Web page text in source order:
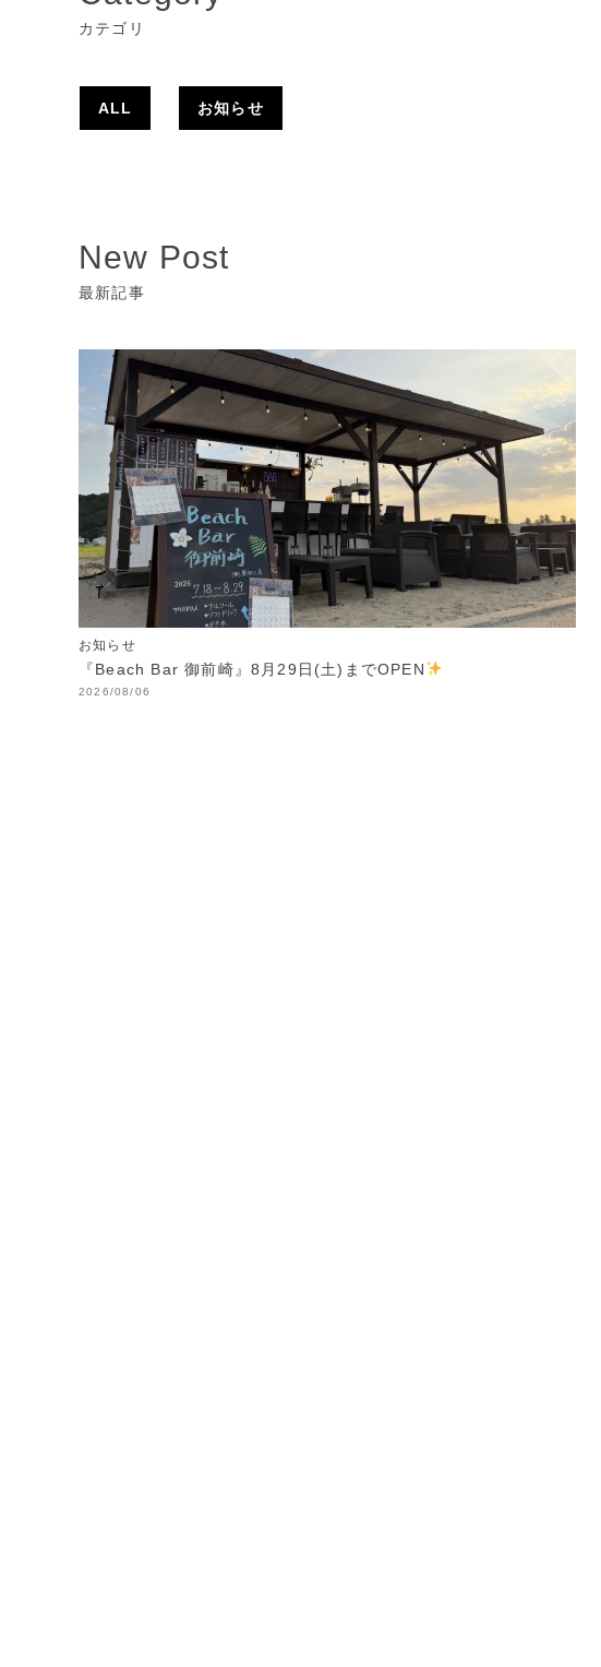
カテゴリ
ALL お知らせ
New Post
最新記事
『Beach Bar 御前崎』8月29日(土)までOPEN
お知らせ
2026/08/06